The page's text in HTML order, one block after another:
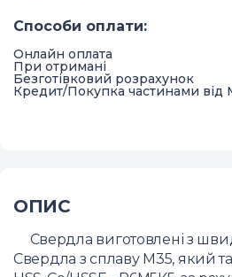
Способи оплати:
Онлайн оплата
При отримані
Безготівковий розрахунок
Кредит/Покупка частинами від
ОПИС
Свердла виготовлені з
Свердла з сплаву M35, який